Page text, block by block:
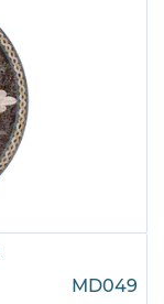
MD049